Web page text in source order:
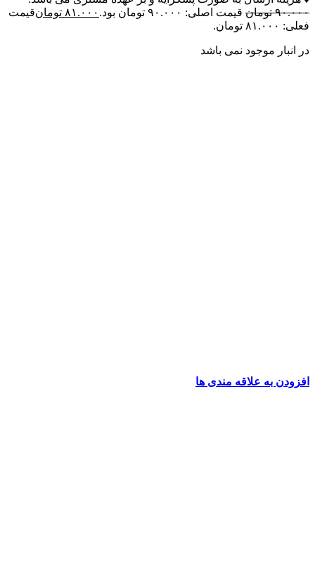
۹۰.۰۰۰ تومان قیمت اصلی: ۹۰.۰۰۰ تومان بود. ۸۱.۰۰۰ تومانقیمت
فعلی: ۸۱.۰۰۰ تومان.
در انبار موجود نمی باشد
افزودن به علاقه مندی ها